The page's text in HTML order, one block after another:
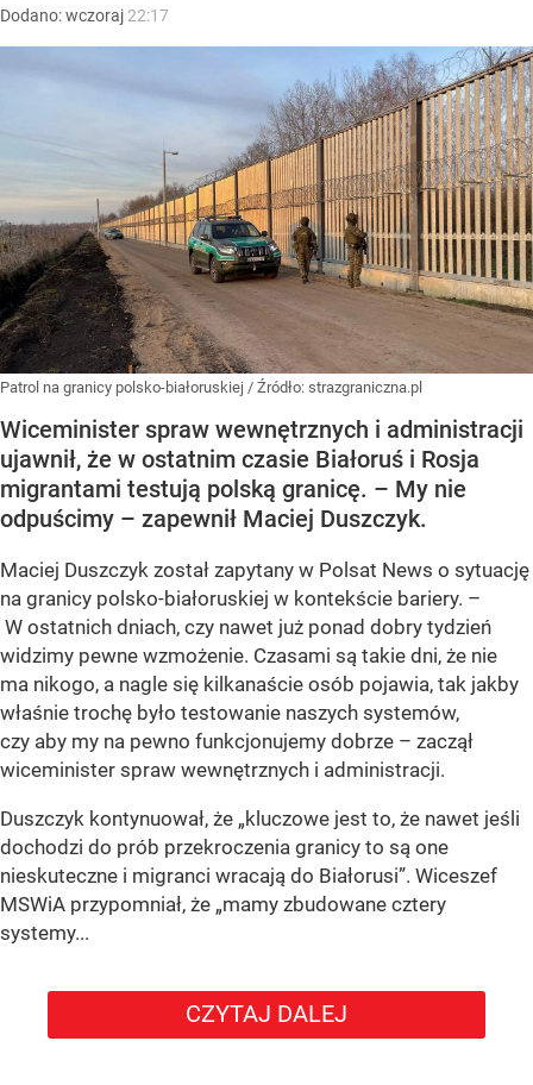
Dodano:wczoraj 22:17
Patrol na granicy polsko-białoruskiej / Źródło: strazgraniczna.pl
Wiceminister spraw wewnętrznych i administracji
ujawnił, że w ostatnim czasie Białoruś i Rosja
migrantami testują polską granicę. – My nie
odpuścimy – zapewnił Maciej Duszczyk.
Maciej Duszczyk został zapytany w Polsat News o sytuację
na granicy polsko-białoruskiej w kontekście bariery. –
W ostatnich dniach, czy nawet już ponad dobry tydzień
widzimy pewne wzmożenie. Czasami są takie dni, że nie
ma nikogo, a nagle się kilkanaście osób pojawia, tak jakby
właśnie trochę było testowanie naszych systemów,
czy aby my na pewno funkcjonujemy dobrze – zaczął
wiceminister spraw wewnętrznych i administracji.
Duszczyk kontynuował, że „kluczowe jest to, że nawet jeśli
dochodzi do prób przekroczenia granicy to są one
nieskuteczne i migranci wracają do Białorusi”. Wiceszef
MSWiA przypomniał, że „mamy zbudowane cztery
systemy...
CZYTAJ DALEJ